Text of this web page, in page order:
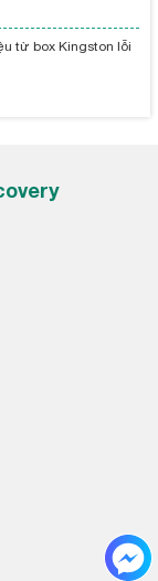
từ box Kingston lỗi